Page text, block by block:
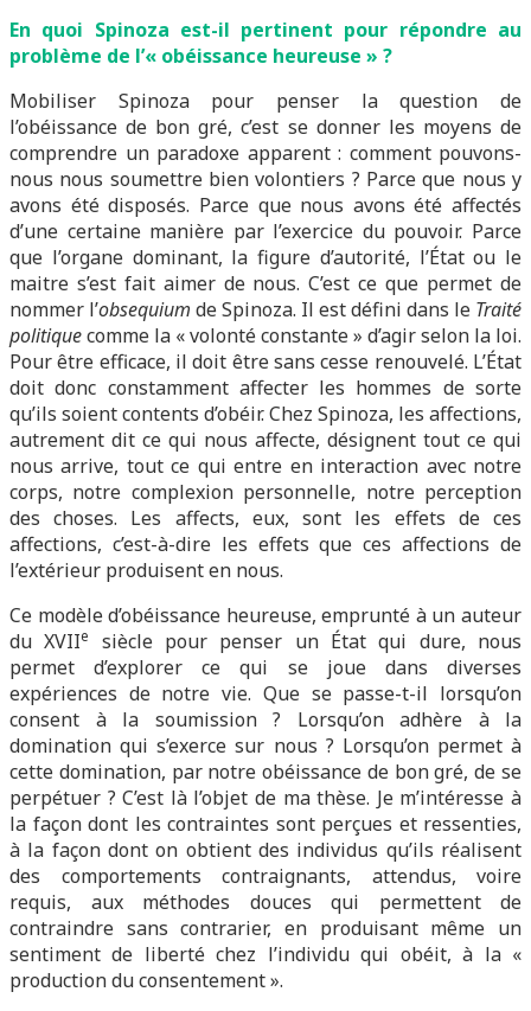
En quoi Spinoza est-il pertinent pour répondre au
problème de l’« obéissance heureuse » ?
Mobiliser Spinoza pour penser la question de
l’obéissance de bon gré, c’est se donner les moyens de
comprendre un paradoxe apparent : comment pouvons-
nous nous soumettre bien volontiers ? Parce que nous y
avons été disposés. Parce que nous avons été affectés
d’une certaine manière par l’exercice du pouvoir. Parce
que l’organe dominant, la figure d’autorité, l’État ou le
maitre s’est fait aimer de nous. C’est ce que permet de
nommer l’obsequium de Spinoza. Il est défini dans le Traité
politiquecomme la « volonté constante » d’agir selon la loi.
Pour être efficace, il doit être sans cesse renouvelé. L’État
doit donc constamment affecter les hommes de sorte
qu’ils soient contents d’obéir. Chez Spinoza, les affections,
autrement dit ce qui nous affecte, désignent tout ce qui
nous arrive, tout ce qui entre en interaction avec notre
corps, notre complexion personnelle, notre perception
des choses. Les affects, eux, sont les effets de ces
affections, c’est-à-dire les effets que ces affections de
l’extérieur produisent en nous.
Ce modèle d’obéissance heureuse, emprunté à un auteur
du XVIIe
siècle pour penser un État qui dure, nous
permet d’explorer ce qui se joue dans diverses
expériences de notre vie. Que se passe-t-il lorsqu’on
consent à la soumission ? Lorsqu’on adhère à la
domination qui s’exerce sur nous ? Lorsqu’on permet à
cette domination, par notre obéissance de bon gré, de se
perpétuer ? C’est là l’objet de ma thèse. Je m’intéresse à
la façon dont les contraintes sont perçues et ressenties,
à la façon dont on obtient des individus qu’ils réalisent
des comportements contraignants, attendus, voire
requis, aux méthodes douces qui permettent de
contraindre sans contrarier, en produisant même un
sentiment de liberté chez l’individu qui obéit, à la «
production du consentement ».